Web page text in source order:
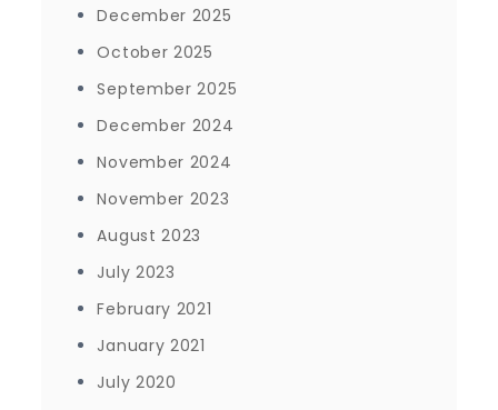
December 2025
October 2025
September 2025
December 2024
November 2024
November 2023
August 2023
July 2023
February 2021
January 2021
July 2020